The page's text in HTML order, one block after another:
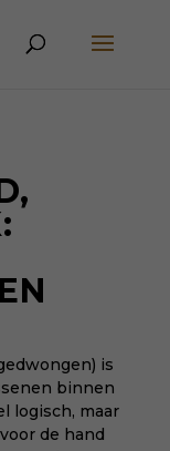
is
binnen
logisch, maar
de hand